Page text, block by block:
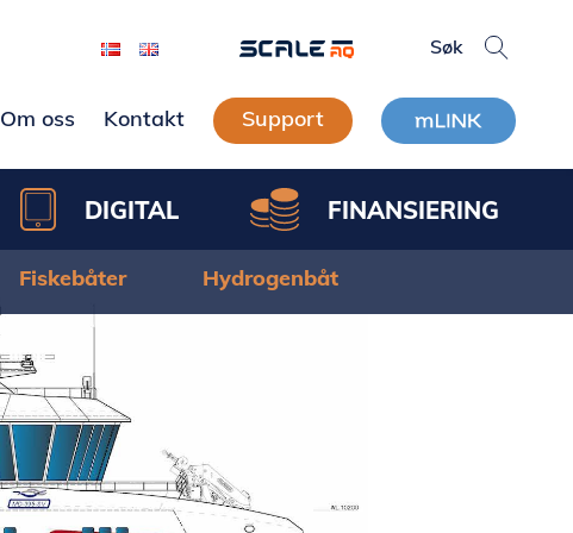
Om oss Kontakt Support
DIGITAL FINANSIERING
Fiskebåter Hydrogenbåt